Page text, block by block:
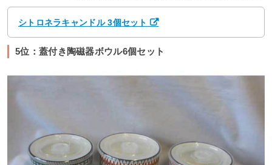
シトロネラキャンドル 3個セット
5位：蓋付き陶磁器ボウル6個セット